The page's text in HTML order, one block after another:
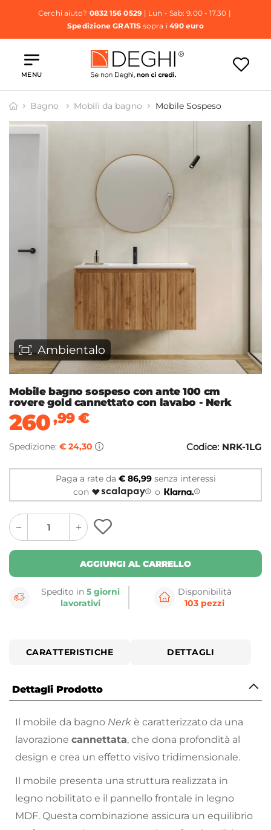
Cerchi aiuto? 0832 156 0529| Lun - Sab: 9.00 - 17.30 |
Spedizione GRATISsopra i 490 euro
MENU
Bagno Mobili da bagno Mobile Sospeso
Ambientalo
Mobile bagno sospeso con ante 100 cm
rovere gold cannettato con lavabo - Nerk
260,99€
Spedizione: € 24,30 Codice: NRK-1LG
Paga a rate da € 86,99senza interessi
con
o
quantity
button
quantity
minus
button
AGGIUNGI AL CARRELLO
Spedito in5 giorni
lavorativi
Disponibilità
103 pezzi
CARATTERISTICHE DETTAGLI
Dettagli Prodotto
Il mobile da bagno Nerk è caratterizzato da una
lavorazione cannettata, che dona profondità al
design e crea un effetto visivo tridimensionale.
Il mobile presenta una struttura realizzata in
legno nobilitato e il pannello frontale in legno
MDF. Questa combinazione assicura un equilibrio